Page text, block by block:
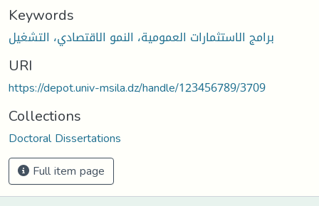
Keywords
برامج الاستثمارات العمومية، النمو الاقتصادي، التشغيل
URI
https://depot.univ-msila.dz/handle/123456789/3709
Collections
Doctoral Dissertations
Full item page